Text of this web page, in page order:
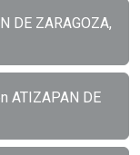
DE ZARAGOZA,
ATIZAPAN DE